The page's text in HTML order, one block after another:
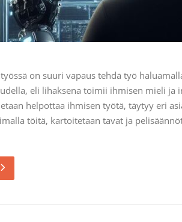
on suuri vapaus tehdä työ
eli lihaksena toimii ihmisen mieli ja
helpottaa ihmisen työtä, täytyy eri
töitä, kartoitetaan tavat ja